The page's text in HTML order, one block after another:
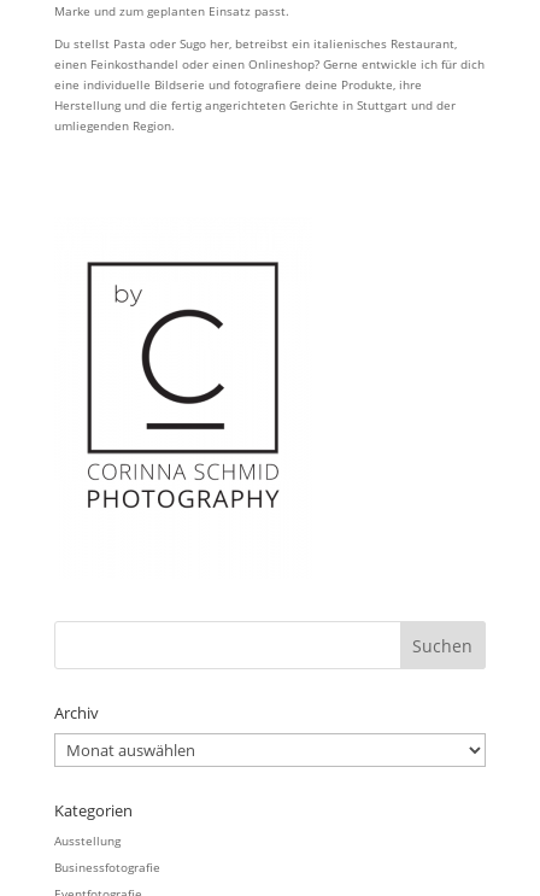
Marke und zum geplanten Einsatz passt.
Du stellst Pasta oder Sugo her, betreibst ein italienisches Restaurant,
einen Feinkosthandel oder einen Onlineshop? Gerne entwickle ich für dich
eine individuelle Bildserie und fotografiere deine Produkte, ihre
Herstellung und die fertig angerichteten Gerichte in Stuttgart und der
umliegenden Region.
Archiv
Archiv
Kategorien
Ausstellung
Businessfotografie